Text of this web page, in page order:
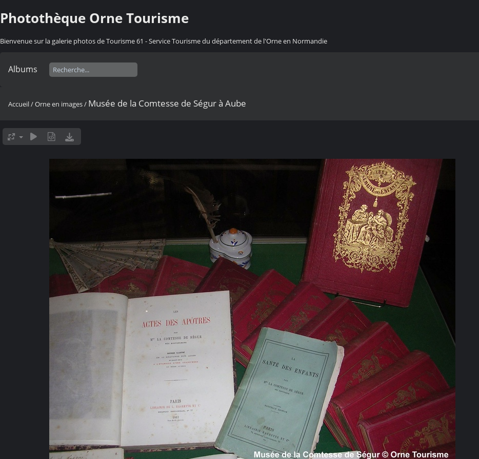
Photothèque Orne Tourisme
Bienvenue sur la galerie photos de Tourisme 61 - Service Tourisme du département de l'Orne en Normandie
Albums
Accueil/Orne en images/ Musée de la Comtesse de Ségur à Aube